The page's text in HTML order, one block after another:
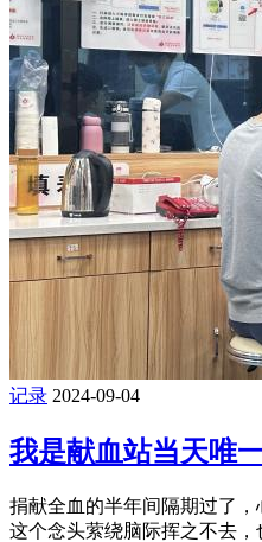
记录 2024-09-04
我是献血站当天唯
捐献全血的半年间隔期过了，
这个念头萦绕脑际挥之不去